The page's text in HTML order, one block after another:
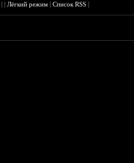
||Лёгкий режим |Список RSS |